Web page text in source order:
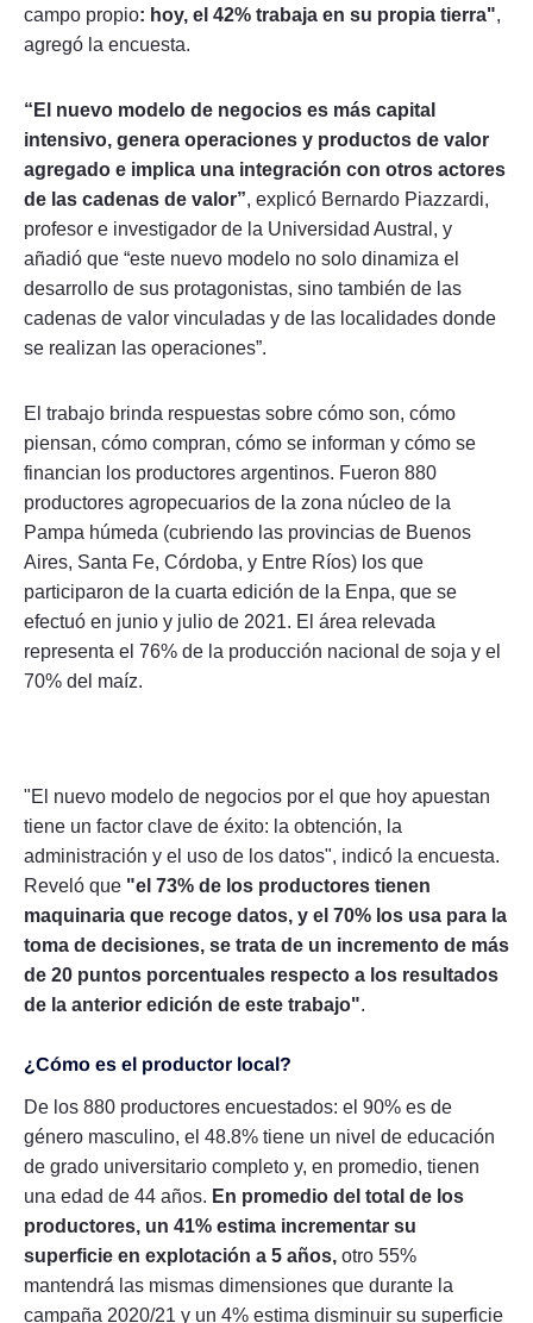
campo propio: hoy, el 42% trabaja en su propia tierra",
agregó la encuesta.
“El nuevo modelo de negocios es más capital
intensivo, genera operaciones y productos de valor
agregado e implica una integración con otros actores
de las cadenas de valor”, explicó Bernardo Piazzardi,
profesor e investigador de la Universidad Austral, y
añadió que “este nuevo modelo no solo dinamiza el
desarrollo de sus protagonistas, sino también de las
cadenas de valor vinculadas y de las localidades donde
se realizan las operaciones”.
El trabajo brinda respuestas sobre cómo son, cómo
piensan, cómo compran, cómo se informan y cómo se
financian los productores argentinos. Fueron 880
productores agropecuarios de la zona núcleo de la
Pampa húmeda (cubriendo las provincias de Buenos
Aires, Santa Fe, Córdoba, y Entre Ríos) los que
participaron de la cuarta edición de la Enpa, que se
efectuó en junio y julio de 2021. El área relevada
representa el 76% de la producción nacional de soja y el
70% del maíz.
"El nuevo modelo de negocios por el que hoy apuestan
tiene un factor clave de éxito: la obtención, la
administración y el uso de los datos", indicó la encuesta.
Reveló que "el 73% de los productores tienen
maquinaria que recoge datos, y el 70% los usa para la
toma de decisiones, se trata de un incremento de más
de 20 puntos porcentuales respecto a los resultados
de la anterior edición de este trabajo".
¿Cómo es el productor local?
De los 880 productores encuestados: el 90% es de
género masculino, el 48.8% tiene un nivel de educación
de grado universitario completo y, en promedio, tienen
una edad de 44 años. En promedio del total de los
productores, un 41% estima incrementar su
superficie en explotación a 5 años, otro 55%
mantendrá las mismas dimensiones que durante la
campaña 2020/21 y un 4% estima disminuir su superficie